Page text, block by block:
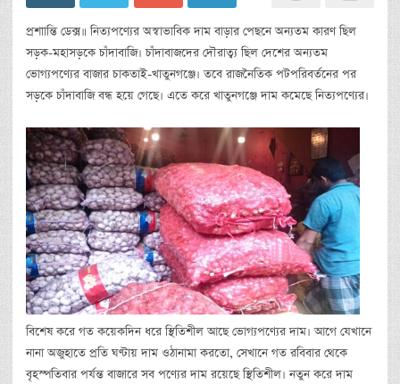
প্রশাান্তি ডেক্স॥ নিত্যপণ্যের অস্বাভাবিক দাম বাড়ার পেছনে অন্যতম কারণ ছিল
সড়ক-মহাসড়কে চাঁদাবাজি। চাঁদাবাজদের দৌরাত্ব্য ছিল দেশের অন্যতম
ভোগ্যপণ্যের বাজার চাকতাই-খাতুনগঞ্জে। তবে রাজনৈতিক পটপরিবর্তনের পর
সড়কে চাঁদাবাজি বন্ধ হয়ে গেছে। এতে করে খাতুনগঞ্জে দাম কমেছে নিত্যপণ্যের।
বিশেষ করে গত কয়েকদিন ধরে স্থিতিশীল আছে ভোগ্যপণ্যের দাম। আগে যেখানে
নানা অজুহাতে প্রতি ঘণ্টায় দাম ওঠানামা করতো, সেখানে গত রবিবার থেকে
বৃহস্পতিবার পর্যন্ত বাজারে সব পণ্যের দাম রয়েছে স্থিতিশীল। নতুন করে দাম